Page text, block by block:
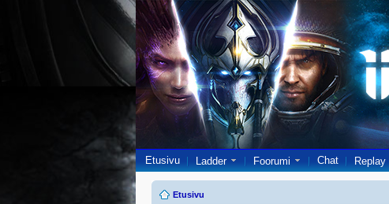
Etusivu Ladder Foorumi Chat Replay
Etusivu